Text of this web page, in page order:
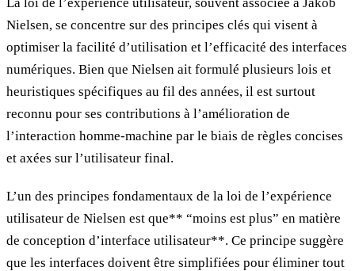
La loi de l’expérience utilisateur, souvent associée à Jakob
Nielsen, se concentre sur des principes clés qui visent à
optimiser la facilité d’utilisation et l’efficacité des interfaces
numériques. Bien que Nielsen ait formulé plusieurs lois et
heuristiques spécifiques au fil des années, il est surtout
reconnu pour ses contributions à l’amélioration de
l’interaction homme-machine par le biais de règles concises
et axées sur l’utilisateur final.
L’un des principes fondamentaux de la loi de l’expérience
utilisateur de Nielsen est que** “moins est plus” en matière
de conception d’interface utilisateur**. Ce principe suggère
que les interfaces doivent être simplifiées pour éliminer tout